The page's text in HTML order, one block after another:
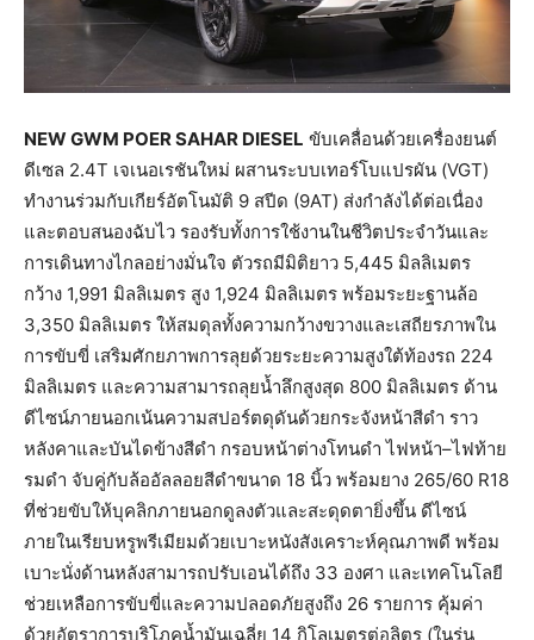
NEW GWM POER SAHAR DIESEL ขับเคลื่อนด้วยเครื่องยนต์
ดีเซล 2.4T เจเนอเรชันใหม่ ผสานระบบเทอร์โบแปรผัน (VGT)
ทำงานร่วมกับเกียร์อัตโนมัติ 9 สปีด (9AT) ส่งกำลังได้ต่อเนื่อง
และตอบสนองฉับไว รองรับทั้งการใช้งานในชีวิตประจำวันและ
การเดินทางไกลอย่างมั่นใจ ตัวรถมีมิติยาว 5,445 มิลลิเมตร
กว้าง 1,991 มิลลิเมตร สูง 1,924 มิลลิเมตร พร้อมระยะฐานล้อ
3,350 มิลลิเมตร ให้สมดุลทั้งความกว้างขวางและเสถียรภาพใน
การขับขี่ เสริมศักยภาพการลุยด้วยระยะความสูงใต้ท้องรถ 224
มิลลิเมตร และความสามารถลุยน้ำลึกสูงสุด 800 มิลลิเมตร ด้าน
ดีไซน์ภายนอกเน้นความสปอร์ตดุดันด้วยกระจังหน้าสีดำ ราว
หลังคาและบันไดข้างสีดำ กรอบหน้าต่างโทนดำ ไฟหน้า–ไฟท้าย
รมดำ จับคู่กับล้ออัลลอยสีดำขนาด 18 นิ้ว พร้อมยาง 265/60 R18
ที่ช่วยขับให้บุคลิกภายนอกดูลงตัวและสะดุดตายิ่งขึ้น ดีไซน์
ภายในเรียบหรูพรีเมียมด้วยเบาะหนังสังเคราะห์คุณภาพดี พร้อม
เบาะนั่งด้านหลังสามารถปรับเอนได้ถึง 33 องศา และเทคโนโลยี
ช่วยเหลือการขับขี่และความปลอดภัยสูงถึง 26 รายการ คุ้มค่า
ด้วยอัตราการบริโภคน้ำมันเฉลี่ย 14 กิโลเมตรต่อลิตร (ในรุ่น